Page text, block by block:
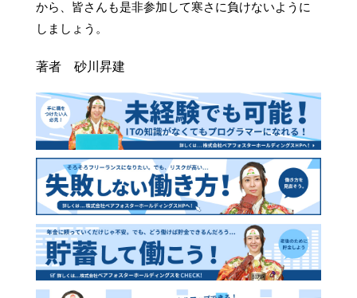
から、皆さんも是非参加して寒さに負けないように
しましょう。
著者 砂川昇建